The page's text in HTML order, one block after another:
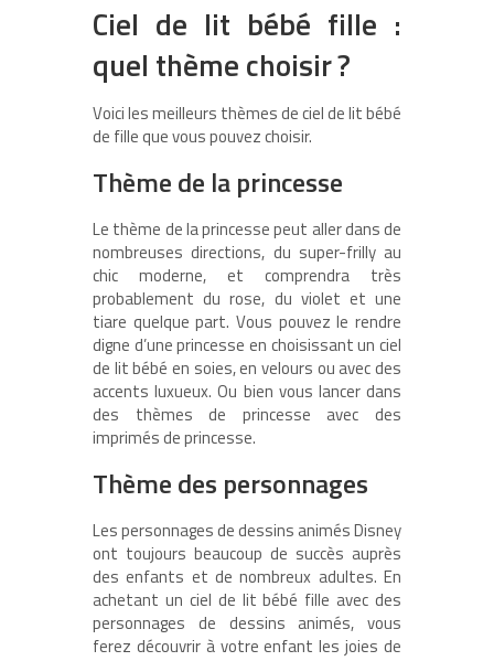
Ciel de lit bébé fille :
quel thème choisir ?
Voici les meilleurs thèmes de ciel de lit bébé
de fille que vous pouvez choisir.
Thème de la princesse
Le thème de la princesse peut aller dans de
nombreuses directions, du super-frilly au
chic moderne, et comprendra très
probablement du rose, du violet et une
tiare quelque part. Vous pouvez le rendre
digne d’une princesse en choisissant un ciel
de lit bébé en soies, en velours ou avec des
accents luxueux. Ou bien vous lancer dans
des thèmes de princesse avec des
imprimés de princesse.
Thème des personnages
Les personnages de dessins animés Disney
ont toujours beaucoup de succès auprès
des enfants et de nombreux adultes. En
achetant un ciel de lit bébé fille avec des
personnages de dessins animés, vous
ferez découvrir à votre enfant les joies de